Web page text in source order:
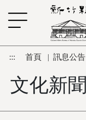
跳到主要內容區塊
::: 首頁 | 訊息公告
文化新聞